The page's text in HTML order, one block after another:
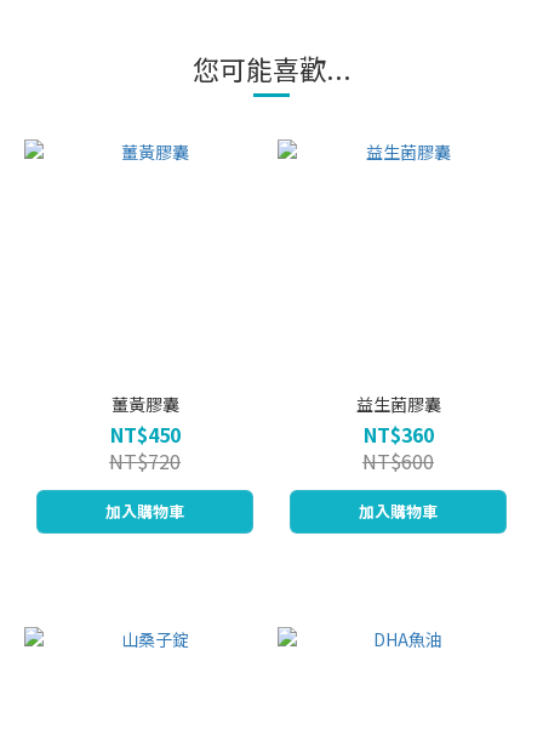
您可能喜歡...
薑黃膠囊
NT$450
NT$720
益生菌膠囊
NT$360
NT$600